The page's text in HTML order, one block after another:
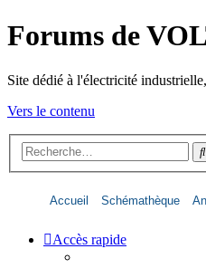
Forums de
Site dédié à l'électricité
Vers le contenu
Accueil Schémathèque
Accès rapide